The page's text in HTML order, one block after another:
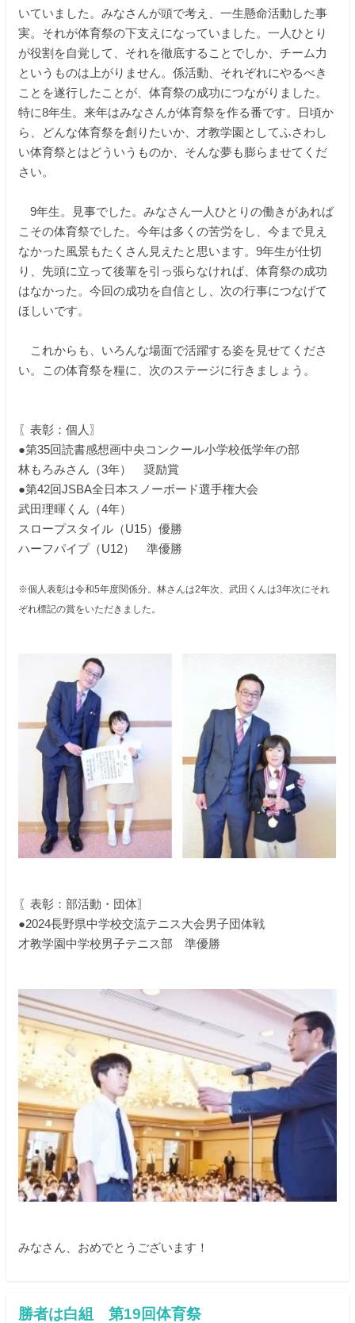
いていました。みなさんが頭で考え、一生懸命活動した事
実。それが体育祭の下支えになっていました。一人ひとり
が役割を自覚して、それを徹底することでしか、チーム力
というものは上がりません。係活動、それぞれにやるべき
ことを遂行したことが、体育祭の成功につながりました。
特に8年生。来年はみなさんが体育祭を作る番です。日頃か
ら、どんな体育祭を創りたいか、才教学園としてふさわし
い体育祭とはどういうものか、そんな夢も膨らませてくだ
さい。
9年生。見事でした。みなさん一人ひとりの働きがあれば
こその体育祭でした。今年は多くの苦労をし、今まで見え
なかった風景もたくさん見えたと思います。9年生が仕切
り、先頭に立って後輩を引っ張らなければ、体育祭の成功
はなかった。今回の成功を自信とし、次の行事につなげて
ほしいです。
これからも、いろんな場面で活躍する姿を見せてくださ
い。この体育祭を糧に、次のステージに行きましょう。
〖表彰：個人〗
●第35回読書感想画中央コンクール小学校低学年の部
林もろみさん（3年） 奨励賞
●第42回JSBA全日本スノーボード選手権大会
武田理暉くん（4年）
スロープスタイル（U15）優勝
ハーフパイプ（U12） 準優勝
※個人表彰は令和5年度関係分。林さんは2年次、武田くんは3年次にそれ
ぞれ標記の賞をいただきました。
〖表彰：部活動・団体〗
●2024長野県中学校交流テニス大会男子団体戦
才教学園中学校男子テニス部 準優勝
みなさん、おめでとうございます！
勝者は白組 第19回体育祭